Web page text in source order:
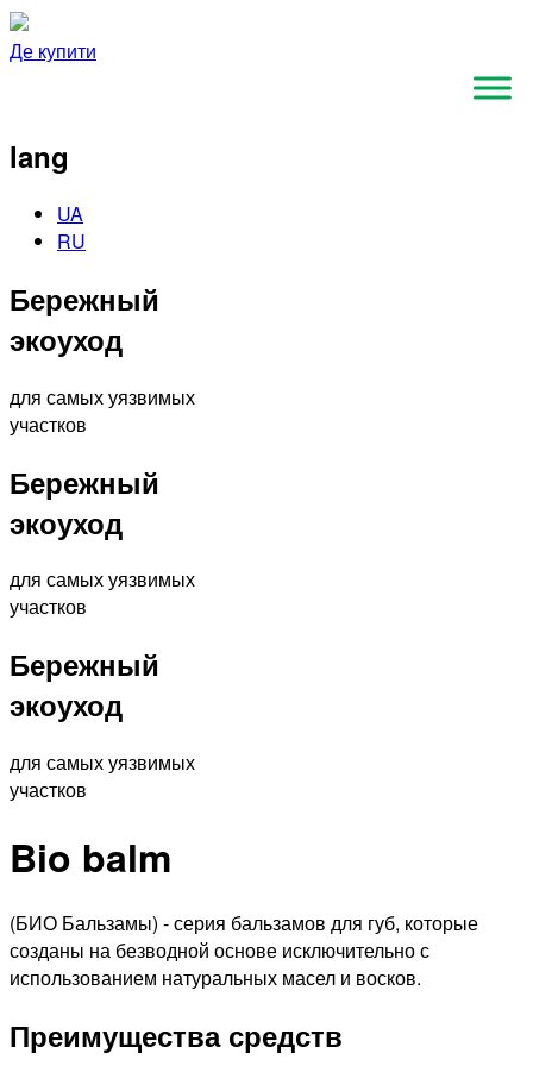
Де купити
lang
UA
RU
Бережный
экоуход
для самых уязвимых
участков
Бережный
экоуход
для самых уязвимых
участков
Бережный
экоуход
для самых уязвимых
участков
Bio balm
(БИО Бальзамы) - серия бальзамов для губ, которые
созданы на безводной основе исключительно с
использованием натуральных масел и восков.
Преимущества средств